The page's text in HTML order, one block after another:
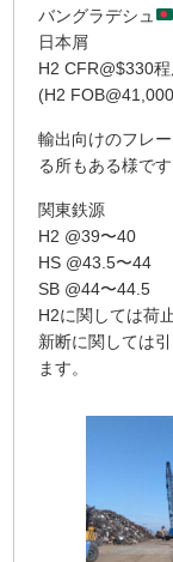
バングラデシュ
日本屑
H2 CFR@$330
(H2
輸出向けのフレ
る所もある様です
関東鉄源
H2 @39〜40
HS @43.5〜44
SB @44〜44.5
H2に関しては荷
新断に関しては
ます。